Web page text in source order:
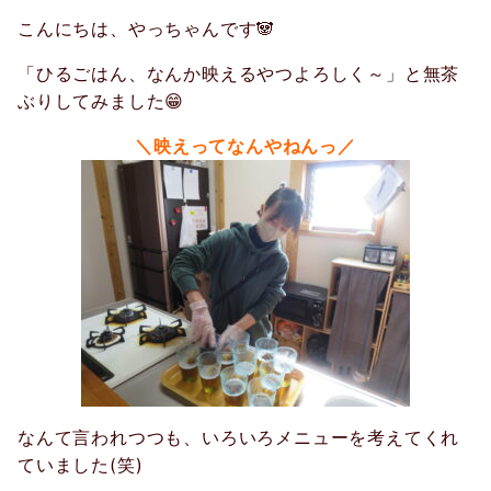
こんにちは、やっちゃんです🐼
「ひるごはん、なんか映えるやつよろしく～」と無茶
ぶりしてみました😁
＼映えってなんやねんっ／
なんて言われつつも、いろいろメニューを考えてくれ
ていました(笑)